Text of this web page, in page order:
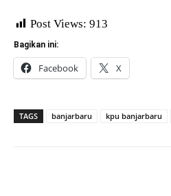
Post Views: 913
Bagikan ini:
Facebook X
TAGS banjarbaru kpu banjarbaru